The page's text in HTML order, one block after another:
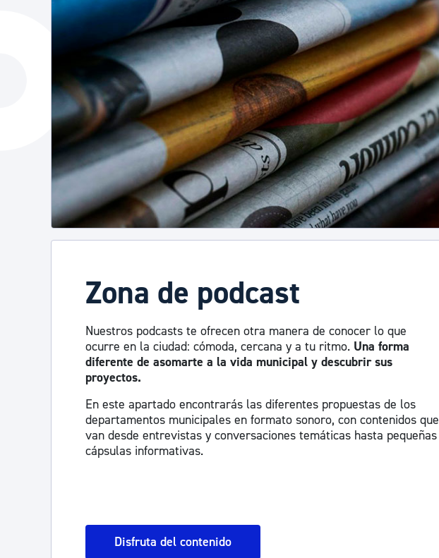
Zona de podcast
Nuestros podcasts te ofrecen otra manera de conocer lo que
ocurre en la ciudad: cómoda, cercana y a tu ritmo. Una forma
diferente de asomarte a la vida municipal y descubrir sus
proyectos.
En este apartado encontrarás las diferentes propuestas de los
departamentos municipales en formato sonoro, con contenidos que
van desde entrevistas y conversaciones temáticas hasta pequeñas
cápsulas informativas.
Disfruta del contenido